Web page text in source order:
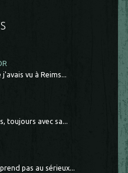
vu à Reims...
toujours avec sa...
pas au sérieux...